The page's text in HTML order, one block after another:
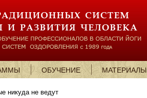
ОБУЧЕНИЕ МАТЕРИАЛЫ
никуда не ведут